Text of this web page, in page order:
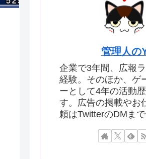
管理人の
企業で3年間、広報
経験。そのほか、ゲ
ーとして4年の活動
す。広告の掲載やお
頼はTwitterのDMまで